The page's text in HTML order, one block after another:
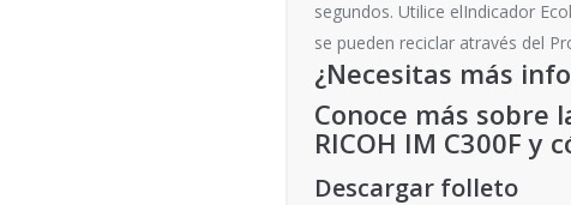
segundos. Utilice elIndicador
se pueden reciclar através del
¿Necesitas más
Conoce más
RICOH IM C300F
Descargar folleto